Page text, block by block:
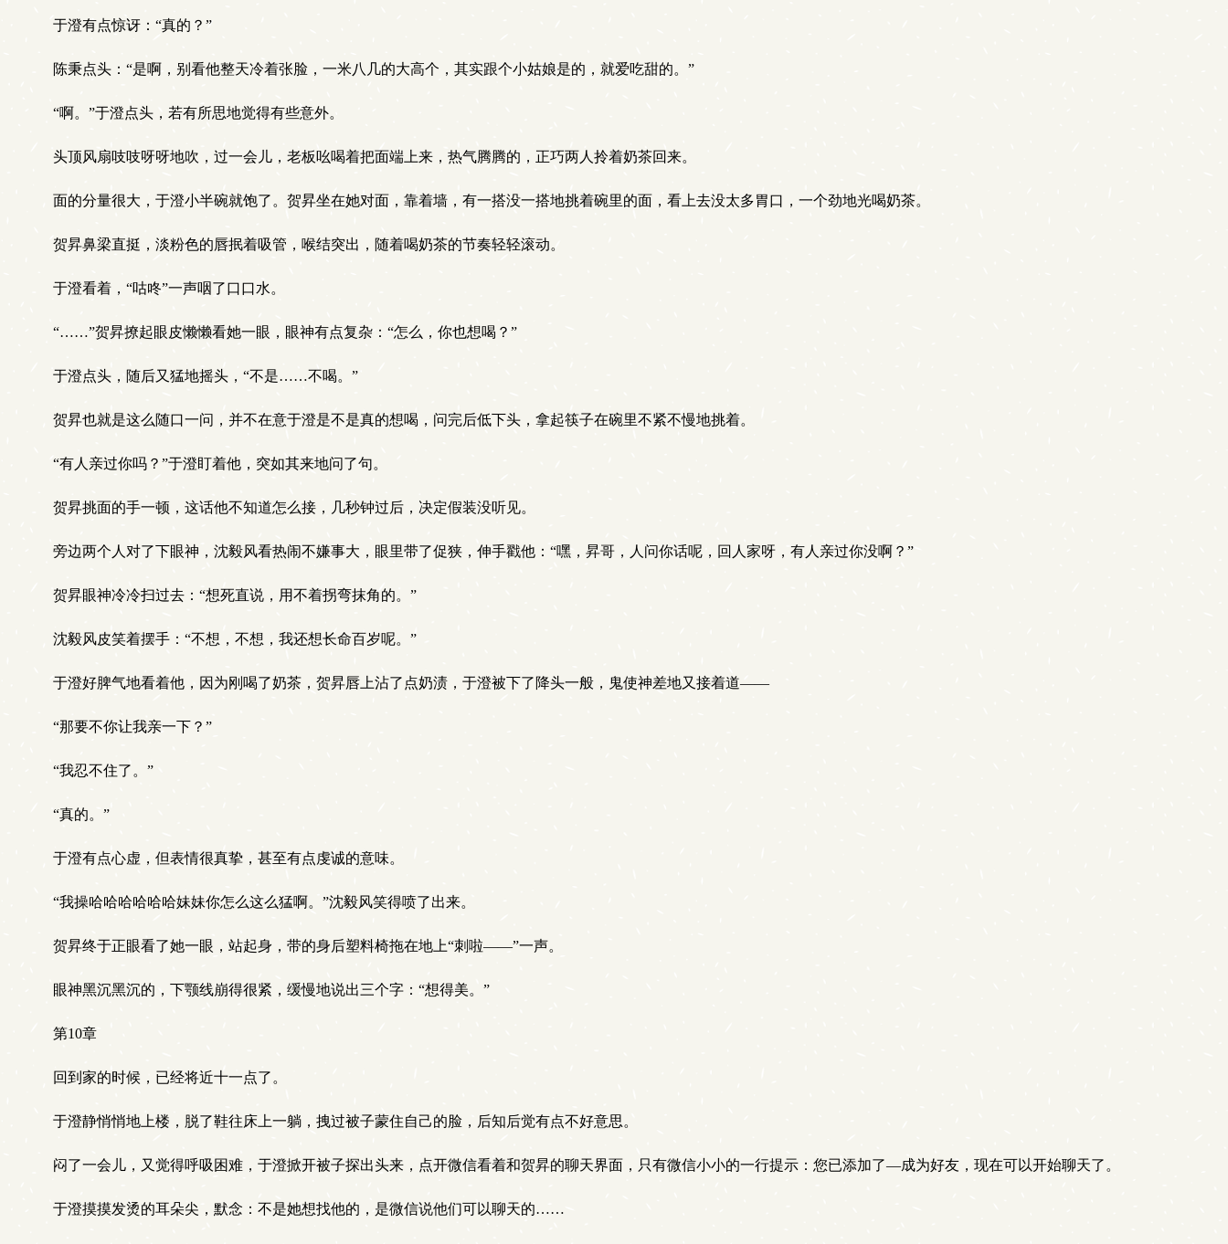
于澄有点惊讶：“真的？”
陈秉点头：“是啊，别看他整天冷着张脸，一米八几的大高个，其实跟个小姑娘是的，就爱吃甜的。”
“啊。”于澄点头，若有所思地觉得有些意外。
头顶风扇吱吱呀呀地吹，过一会儿，老板吆喝着把面端上来，热气腾腾的，正巧两人拎着奶茶回来。
面的分量很大，于澄小半碗就饱了。贺昇坐在她对面，靠着墙，有一搭没一搭地挑着碗里的面，看上去没太多胃口，一个劲地光喝奶茶。
贺昇鼻梁直挺，淡粉色的唇抿着吸管，喉结突出，随着喝奶茶的节奏轻轻滚动。
于澄看着，“咕咚”一声咽了口口水。
“……”贺昇撩起眼皮懒懒看她一眼，眼神有点复杂：“怎么，你也想喝？”
于澄点头，随后又猛地摇头，“不是……不喝。”
贺昇也就是这么随口一问，并不在意于澄是不是真的想喝，问完后低下头，拿起筷子在碗里不紧不慢地挑着。
“有人亲过你吗？”于澄盯着他，突如其来地问了句。
贺昇挑面的手一顿，这话他不知道怎么接，几秒钟过后，决定假装没听见。
旁边两个人对了下眼神，沈毅风看热闹不嫌事大，眼里带了促狭，伸手戳他：“嘿，昇哥，人问你话呢，回人家呀，有人亲过你没啊？”
贺昇眼神冷冷扫过去：“想死直说，用不着拐弯抹角的。”
沈毅风皮笑着摆手：“不想，不想，我还想长命百岁呢。”
于澄好脾气地看着他，因为刚喝了奶茶，贺昇唇上沾了点奶渍，于澄被下了降头一般，鬼使神差地又接着道——
“那要不你让我亲一下？”
“我忍不住了。”
“真的。”
于澄有点心虚，但表情很真挚，甚至有点虔诚的意味。
“我操哈哈哈哈哈哈妹妹你怎么这么猛啊。”沈毅风笑得喷了出来。
贺昇终于正眼看了她一眼，站起身，带的身后塑料椅拖在地上“刺啦——”一声。
眼神黑沉黑沉的，下颚线崩得很紧，缓慢地说出三个字：“想得美。”
第10章
回到家的时候，已经将近十一点了。
于澄静悄悄地上楼，脱了鞋往床上一躺，拽过被子蒙住自己的脸，后知后觉有点不好意思。
闷了一会儿，又觉得呼吸困难，于澄掀开被子探出头来，点开微信看着和贺昇的聊天界面，只有微信小小的一行提示：您已添加了—成为好友，现在可以开始聊天了。
于澄摸摸发烫的耳朵尖，默念：不是她想找他的，是微信说他们可以聊天的……